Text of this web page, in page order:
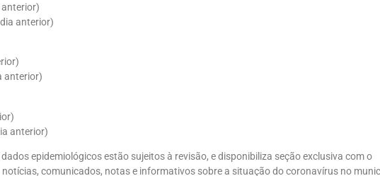
anterior)
anterior)
anterior)
anterior)
epidemiológicos estão sujeitos à revisão, e disponibiliza seção exclusiva com o
comunicados, notas e informativos sobre a situação do coronavírus no